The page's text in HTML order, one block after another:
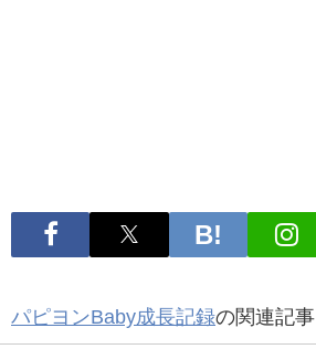
パピヨンBaby成長記録の関連記事